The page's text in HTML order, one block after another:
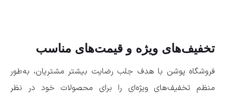
تخفیف‌های ویژه و قیمت‌های مناسب
فروشگاه پوشن با هدف جلب رضایت بیشتر مشتریان، به‌طور
منظم تخفیف‌های ویژه‌ای را برای محصولات خود در نظر